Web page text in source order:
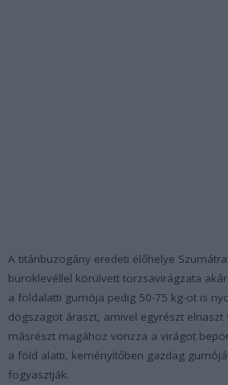
A titánbuzogány eredeti élőhelye
buroklevéllel körülvett torzsavirágzata
a földalatti gumója pedig 50-75 kg-ot is
dögszagot áraszt, amivel egyrészt
másrészt magához vonzza a virágot
a föld alatti, keményítőben gazdag
fogyasztják.